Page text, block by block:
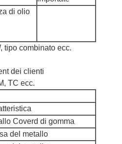
di olio
tipo combinato ecc.
dei clienti
TC ecc.
Coverd di gomma
del metallo